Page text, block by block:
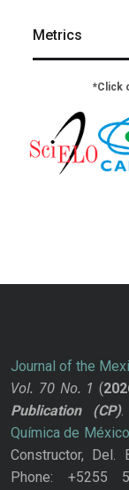
Metrics
*Click
Journal of the
Vol. 70 No. 1 (
Publication
(CP).
Química de
Constructor, Del.
Phone: +5255